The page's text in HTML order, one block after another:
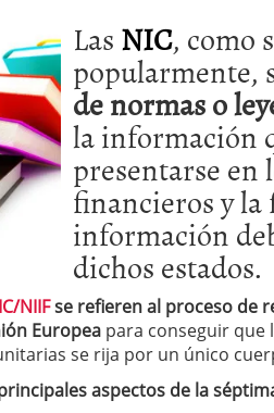
financiero? junio 11, 2013
firmar un acta de asamblea? mayo
LasNIC, como
popularmente,
de normas o
la información
presentarse en
financieros y la
información
dichos estados.
NIIFse refieren al proceso de
Europea para conseguir que
se rija por un único
aspectos de la